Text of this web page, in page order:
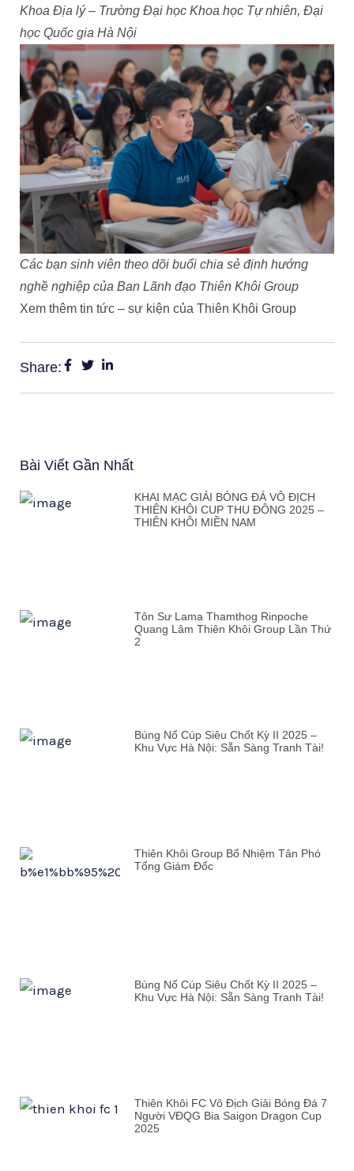
Khoa Địa lý – Trường Đại học Khoa học Tự nhiên, Đại
học Quốc gia Hà Nội
Các bạn sinh viên theo dõi buổi chia sẻ định hướng
nghề nghiệp của Ban Lãnh đạo Thiên Khôi Group
Xem thêm tin tức – sự kiện của Thiên Khôi Group
Share:
Bài Viết Gần Nhất
KHAI MẠC GIẢI BÓNG ĐÁ VÔ ĐỊCH
THIÊN KHÔI CUP THU ĐÔNG 2025 –
THIÊN KHÔI MIỀN NAM
Tôn Sư Lama Thamthog Rinpoche
Quang Lâm Thiên Khôi Group Lần Thứ
2
Bùng Nổ Cúp Siêu Chốt Kỳ II 2025 –
Khu Vực Hà Nội: Sẵn Sàng Tranh Tài!
Thiên Khôi Group Bổ Nhiệm Tân Phó
Tổng Giám Đốc
Bùng Nổ Cúp Siêu Chốt Kỳ II 2025 –
Khu Vực Hà Nội: Sẵn Sàng Tranh Tài!
Thiên Khôi FC Vô Địch Giải Bóng Đá 7
Người VĐQG Bia Saigon Dragon Cup
2025